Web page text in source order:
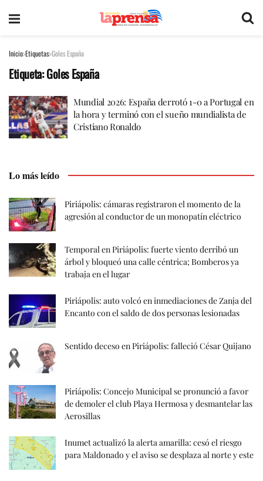
Inicio Etiquetas Goles España
Etiqueta:Goles España
Mundial 2026: España derrotó 1-0 a Portugal en
la hora y terminó con el sueño mundialista de
Cristiano Ronaldo
Lo más leído
Piriápolis: cámaras registraron el momento de la
agresión al conductor de un monopatín eléctrico
Temporal en Piriápolis: fuerte viento derribó un
árbol y bloqueó una calle céntrica; Bomberos ya
trabaja en el lugar
Piriápolis: auto volcó en inmediaciones de Zanja del
Encanto con el saldo de dos personas lesionadas
Sentido deceso en Piriápolis: falleció César Quijano
Piriápolis: Concejo Municipal se pronunció a favor
de demoler el club Playa Hermosa y desmantelar las
Aerosillas
Inumet actualizó la alerta amarilla: cesó el riesgo
para Maldonado y el aviso se desplaza al norte y este